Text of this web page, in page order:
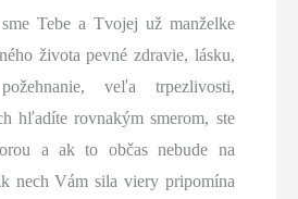
Tebe a Tvojej už manželke
života pevné zdravie, lásku,
veľa trpezlivosti,
hľadíte rovnakým smerom, ste
a ak to občas nebude na
nech Vám sila viery pripomína